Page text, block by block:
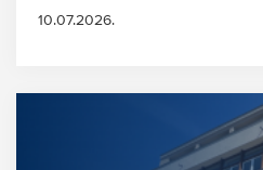
10.07.2026.